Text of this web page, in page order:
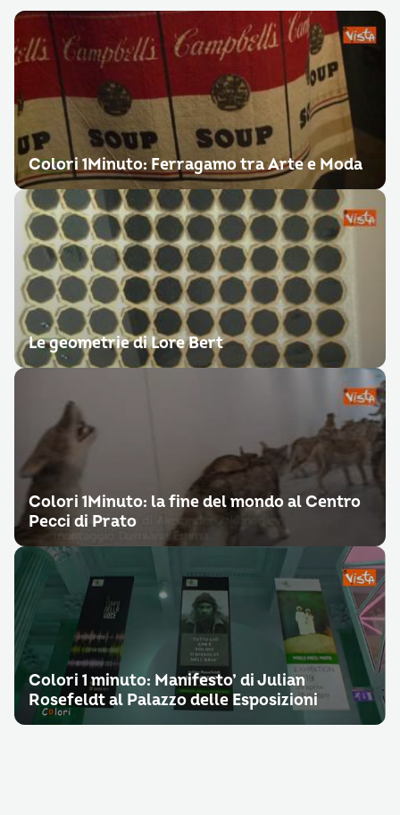
Colori 1Minuto: Ferragamo tra Arte e Moda
Le geometrie di Lore Bert
Colori 1Minuto: la fine del mondo al Centro
Pecci di Prato
Colori 1 minuto: Manifesto’ di Julian
Rosefeldt al Palazzo delle Esposizioni